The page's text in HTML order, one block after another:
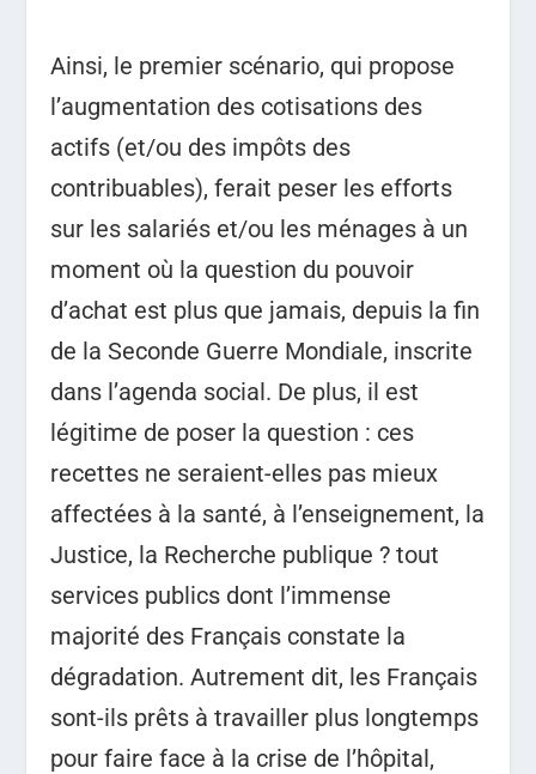
Ainsi, le premier scénario, qui propose
l’augmentation des cotisations des
actifs (et/ou des impôts des
contribuables), ferait peser les efforts
sur les salariés et/ou les ménages à un
moment où la question du pouvoir
d’achat est plus que jamais, depuis la fin
de la Seconde Guerre Mondiale, inscrite
dans l’agenda social. De plus, il est
légitime de poser la question : ces
recettes ne seraient-elles pas mieux
affectées à la santé, à l’enseignement, la
Justice, la Recherche publique ? tout
services publics dont l’immense
majorité des Français constate la
dégradation. Autrement dit, les Français
sont-ils prêts à travailler plus longtemps
pour faire face à la crise de l’hôpital,